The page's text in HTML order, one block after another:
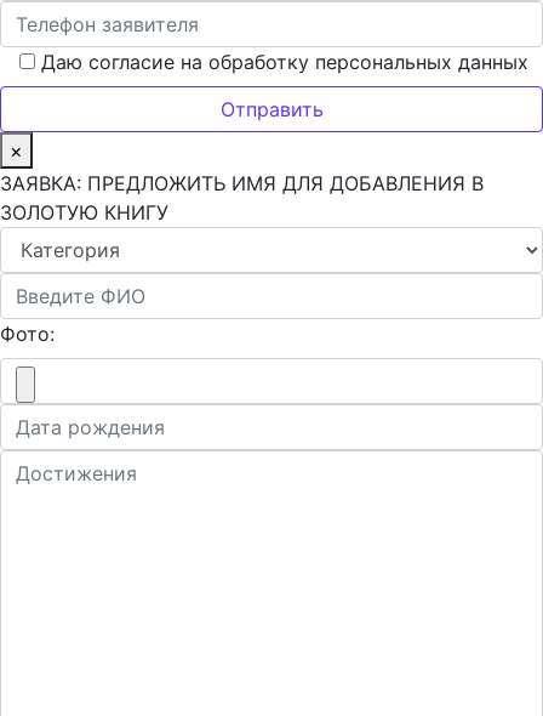
Даю согласие на обработку персональных данных
×
ЗАЯВКА: ПРЕДЛОЖИТЬ ИМЯ ДЛЯ ДОБАВЛЕНИЯ В
ЗОЛОТУЮ КНИГУ
Фото: